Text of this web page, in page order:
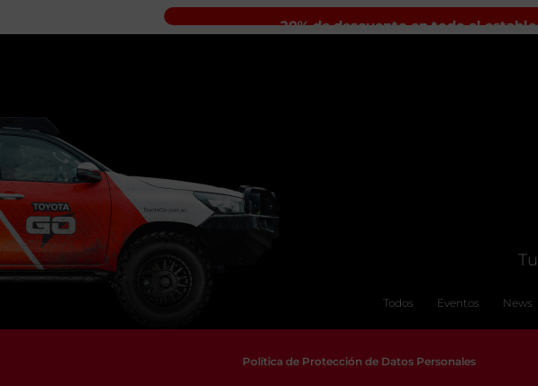
20% de descuento en todo el
Todos Eventos News
Política de Protección de Datos Personales